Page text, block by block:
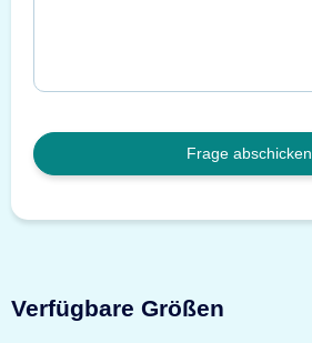
Frage abschicken
Verfügbare Größen